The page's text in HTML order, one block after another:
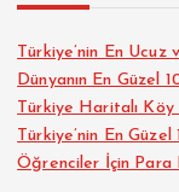
Türkiye’nin En Ucuz
Dünyanın En Güzel
Türkiye Haritalı Köy
Türkiye’nin En
Öğrenciler İçin Para